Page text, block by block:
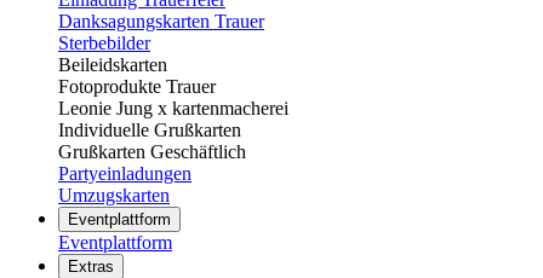
Danksagungskarten Trauer
Sterbebilder
Beileidskarten
Fotoprodukte Trauer
Leonie Jung x kartenmacherei
Individuelle Grußkarten
Grußkarten Geschäftlich
Partyeinladungen
Umzugskarten
Eventplattform
Eventplattform
Extras